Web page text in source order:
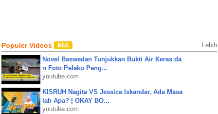
Populer Videos Lebih
Novel Baswedan Tunjukkan Bukti Air Keras da
n Foto Pelaku Peng...
youtube.com
KISRUH Nagita VS Jessica Iskandar, Ada Masa
lah Apa? | OKAY BO...
youtube.com